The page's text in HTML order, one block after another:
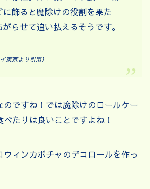
飾ると魔除けの役割を果た
らせて追い払えるそうです。
東京より引用）
のですね！では魔除けのロールケー
たりは良いことですよね！
ィンカボチャのデコロールを作っ